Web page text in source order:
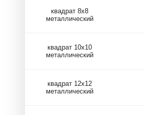
квадрат 8х8
металлический
квадрат 10х10
металлический
квадрат 12х12
металлический